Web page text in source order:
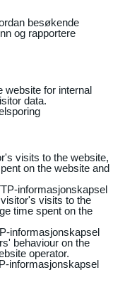
besøkende
og rapportere
website for internal
data.
visits to the website,
on the website and
informasjonskapsel
visits to the
time spent on the
informasjonskapsel
behaviour on the
operator.
informasjonskapsel